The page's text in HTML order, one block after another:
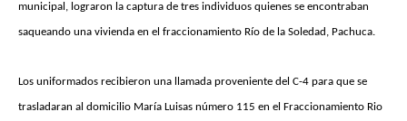
municipal, lograron la captura de tres individuos quienes se encontraban
saqueando una vivienda en el fraccionamiento Río de la Soledad, Pachuca.
Los uniformados recibieron una llamada proveniente del C-4 para que se
trasladaran al domicilio María Luisas número 115 en el Fraccionamiento Rio